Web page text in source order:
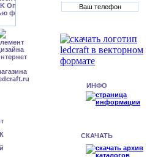
ИНФО
СКАЧАТЬ